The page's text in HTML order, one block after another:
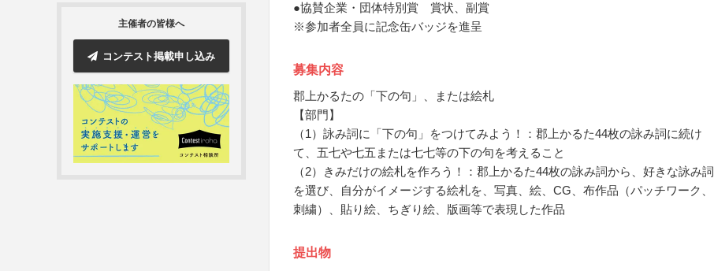
主催者の皆様へ
コンテスト掲載申し込み
●協賛企業・団体特別賞 賞状、副賞
※参加者全員に記念缶バッジを進呈
募集内容
郡上かるたの「下の句」、または絵札
【部門】
（1）詠み詞に「下の句」をつけてみよう！：郡上かるた44枚の詠み詞に続け
て、五七や七五または七七等の下の句を考えること
（2）きみだけの絵札を作ろう！：郡上かるた44枚の詠み詞から、好きな詠み詞
を選び、自分がイメージする絵札を、写真、絵、CG、布作品（パッチワーク、
刺繍）、貼り絵、ちぎり絵、版画等で表現した作品
提出物